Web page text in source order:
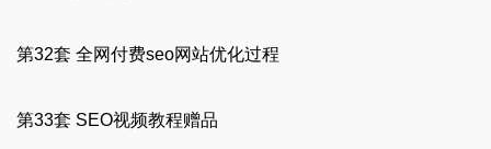
第32套 全网付费seo网站优化过程
第33套 SEO视频教程赠品